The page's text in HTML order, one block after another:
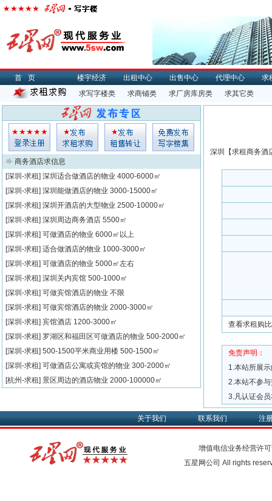
首页 楼宇经济 出租中心 出售中心 代理中心
求
求写字楼类
求商铺类 求厂房库房类 求其它类
深圳【求租商务酒
查看求租购
免责声明：
1.本站所展
2.本站不参
3.凡认证会
商务酒店求信息
[深圳-求租] 深圳适合做酒店的物业 4000-6000㎡
[深圳-求租] 深圳能做酒店的物业 3000-15000㎡
[深圳-求租] 深圳开酒店的大型物业 2500-10000㎡
[深圳-求租] 深圳周边商务酒店 5500㎡
[深圳-求租] 可做酒店的物业 6000㎡以上
[深圳-求租] 适合做酒店的物业 1000-3000㎡
[深圳-求租] 可做酒店的物业 5000㎡左右
[深圳-求租] 深圳关内宾馆 500-1000㎡
[深圳-求租] 可做宾馆酒店的物业 不限
[深圳-求租] 可做宾馆酒店的物业 2000-3000㎡
[深圳-求租] 宾馆酒店 1200-3000㎡
[深圳-求租] 罗湖区和福田区可做酒店的物业 500-2000㎡
[深圳-求租] 500-1500平米商业用楼 500-1500㎡
[深圳-求租] 可做酒店公寓或宾馆的物业 300-2000㎡
[杭州-求租] 景区周边的酒店物业 2000-100000㎡
关于我们 联系我们 注
增值电信业务经营许
五星网公司 All rights